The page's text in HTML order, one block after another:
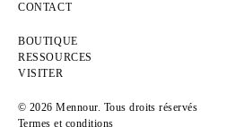
CONTACT
BOUTIQUE
RESSOURCES
VISITER
© 2026 Mennour. Tous droits réservés
Termes et conditions